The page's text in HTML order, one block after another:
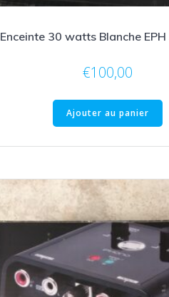
Enceinte 30 watts Blanche
€100,00
Ajouter au panier